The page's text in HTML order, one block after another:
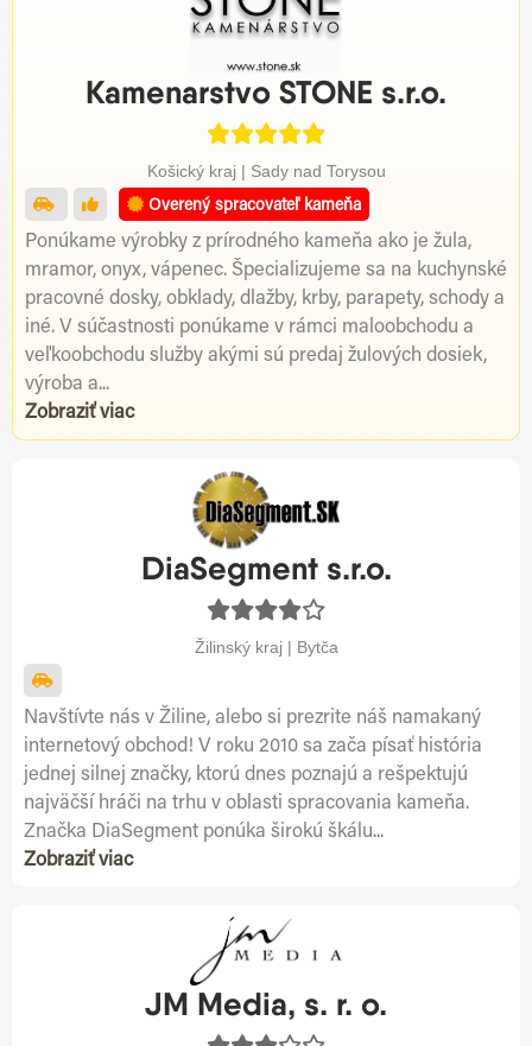
Kamenarstvo STONE s.r.o.
Košický kraj | Sady nad Torysou
Overený spracovateľ kameňa
Ponúkame výrobky z prírodného kameňa ako je žula,
mramor, onyx, vápenec. Špecializujeme sa na kuchynské
pracovné dosky, obklady, dlažby, krby, parapety, schody a
iné. V súčastnosti ponúkame v rámci maloobchodu a
veľkoobchodu služby akými sú predaj žulových dosiek,
výroba a...
Zobraziť viac
DiaSegment s.r.o.
Žilinský kraj | Bytča
Navštívte nás v Žiline, alebo si prezrite náš namakaný
internetový obchod! V roku 2010 sa zača písať história
jednej silnej značky, ktorú dnes poznajú a rešpektujú
najväčší hráči na trhu v oblasti spracovania kameňa.
Značka DiaSegment ponúka širokú škálu...
Zobraziť viac
JM Media, s. r. o.